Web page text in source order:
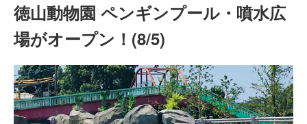
徳山動物園 ペンギンプール・噴水広
場がオープン！(8/5)